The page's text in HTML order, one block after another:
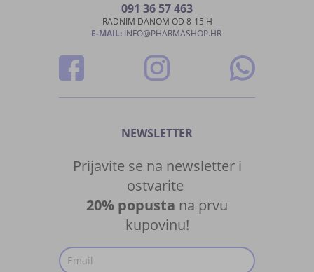
091 36 57 463
RADNIM DANOM OD 8-15 H
E-MAIL: INFO@PHARMASHOP.HR
NEWSLETTER
Prijavite se na newsletter i
ostvarite
20% popusta na prvu
kupovinu!